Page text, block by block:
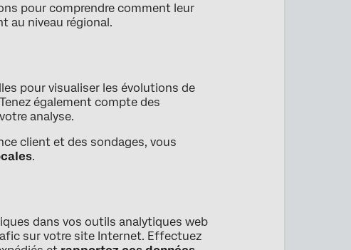
pour comprendre comment leur
au niveau régional.
pour visualiser les évolutions de
également compte des
analyse.
client et des sondages, vous
.
dans vos outils analytiques web
sur votre site Internet. Effectuez